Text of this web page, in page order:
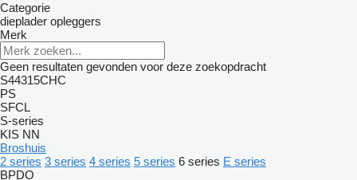
Categorie
dieplader opleggers
Merk
Geen resultaten gevonden voor deze zoekopdracht
S44315CHC
PS
SFCL
S-series
KIS NN
Broshuis
2 series 3 series 4 series 5 series 6 series E series
BPDO